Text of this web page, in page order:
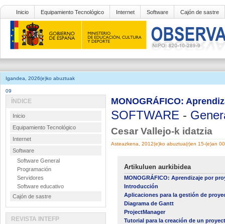
Inicio Equipamiento Tecnológico Internet Software Cajón de sastre
Igandea, 2026(e)ko abuztuak
09
MONOGRÁFICO:
SOFTWARE -
Cesar Vallejo-k idatzia
Asteazkena, 2012(e)ko abuztua(r)en 15-(e)an
Artikuluen aurkibidea
MONOGRÁFICO: Aprendizaje por
Introducción
Aplicaciones para la gestión de
Diagrama de Gantt
ProjectManager
Tutorial para la creación de un
ÍNDICE
Inicio
Equipamiento Tecnológico
Internet
Software
Software General
Programación
Servidores
Software educativo
Cajón de sastre
REVISTA INTEFP